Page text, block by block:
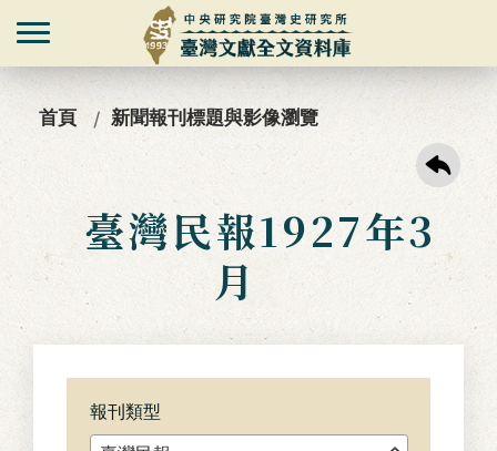
首頁 新聞報刊標題與影像瀏覽
臺灣民報1927年3
月
報刊類型